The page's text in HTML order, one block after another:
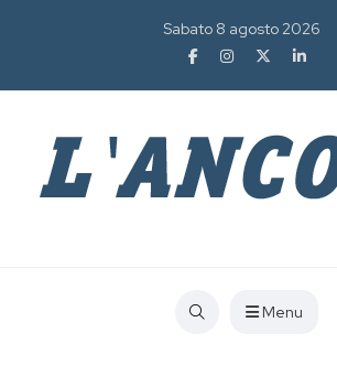
Sabato 8 agosto 2026
Menu